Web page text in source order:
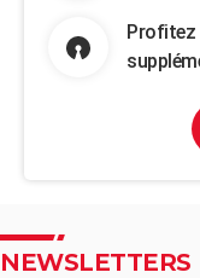
Profitez
NEWSLETTERS